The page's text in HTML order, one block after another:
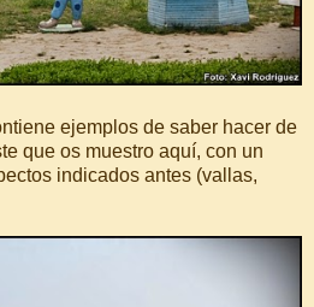
ejemplos de saber hacer de
que os muestro aquí, con un
indicados antes (vallas,